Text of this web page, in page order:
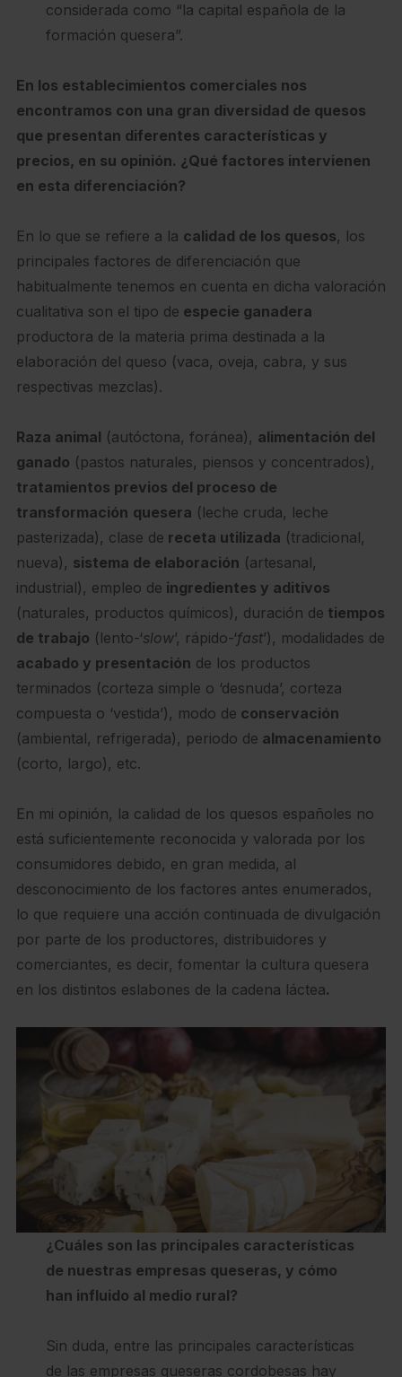
considerada como “la capital española de la
formación quesera”.
En los establecimientos comerciales nos
encontramos con una gran diversidad de quesos
que presentan diferentes características y
precios, en su opinión. ¿Qué factores intervienen
en esta diferenciación?
En lo que se refiere a la calidad de los quesos, los
principales factores de diferenciación que
habitualmente tenemos en cuenta en dicha valoración
cualitativa son el tipo de especie ganadera
productora de la materia prima destinada a la
elaboración del queso (vaca, oveja, cabra, y sus
respectivas mezclas).
Raza animal (autóctona, foránea), alimentación del
ganado (pastos naturales, piensos y concentrados),
tratamientos previos del proceso de
transformación quesera (leche cruda, leche
pasterizada), clase de receta utilizada (tradicional,
nueva), sistema de elaboración (artesanal,
industrial), empleo de ingredientes y aditivos
(naturales, productos químicos), duración de tiempos
de trabajo (lento-‘slow’, rápido-‘fast’), modalidades de
acabado y presentación de los productos
terminados (corteza simple o ‘desnuda’, corteza
compuesta o ‘vestida’), modo de conservación
(ambiental, refrigerada), periodo de almacenamiento
(corto, largo), etc.
En mi opinión, la calidad de los quesos españoles no
está suficientemente reconocida y valorada por los
consumidores debido, en gran medida, al
desconocimiento de los factores antes enumerados,
lo que requiere una acción continuada de divulgación
por parte de los productores, distribuidores y
comerciantes, es decir, fomentar la cultura quesera
en los distintos eslabones de la cadena láctea.
¿Cuáles son las principales características
de nuestras empresas queseras, y cómo
han influido al medio rural?
Sin duda, entre las principales características
de las empresas queseras cordobesas hay